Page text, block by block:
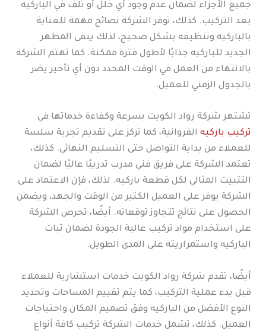
جميع الأجزاء لضمان عدم وجود أي خلل أو تلف في الباركيه
بعد التركيب. كذلك، توفر الشركة نصائح مهمة للعناية
بالباركيه وتنظيفه بشكل صحيح، لذلك يبقى المظهر
الجديد للباركيه جذابًا لأطول فترة ممكنة. كما تهتم الشركة
بالانتهاء من العمل في الوقت المحدد دون أي تأخير يضر
بالجدول الزمني للعميل.
تشتهر شركة رواد الكويت بسرعة وكفاءة خدماتها في
تركيب باركيه الفروانية، كما تركز على تقديم تجربة سلسة
للعملاء من بداية التواصل حتى التسليم النهائي. كذلك،
تعتمد الشركة على فريق فني مدرب تدريبًا عاليًا لضمان
التثبيت المثالي لكل قطعة باركيه. لذلك، فإن الاعتماد على
الشركة يوفر على العميل الكثير من الوقت والجهد، ويضمن
الحصول على نتائج تتجاوز توقعاته. أيضًا، تحرص الشركة
على استخدام مواد تركيب عالية الجودة لضمان ثبات
الباركيه واستمراريته على المدى الطويل.
أيضًا، تقدم شركة رواد الكويت خدمات استشارية للعملاء
قبل بدء عملية التركيب، كما يتم تقييم المساحات وتحديد
النوع الأفضل من الباركيه وفق تصميم المكان واحتياجات
العميل. كذلك، تشمل خدمات الشركة تركيب كافة أنواع